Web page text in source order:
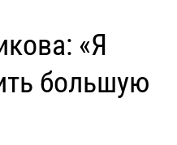
«Я
большую